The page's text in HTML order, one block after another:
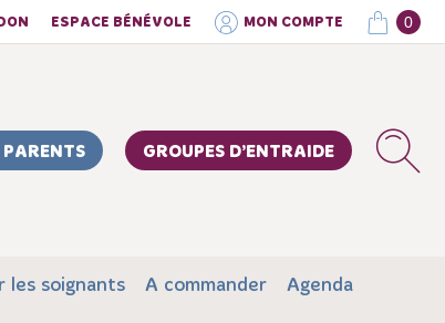
ESPACE BÉNÉVOLE MON COMPTE 0
PARENTS GROUPES D’ENTRAIDE
les soignants A commander Agenda